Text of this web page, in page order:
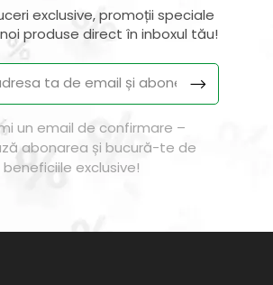
exclusive, promoții speciale
produse direct în inboxul tău!
un email de confirmare –
abonarea și bucură-te de
beneficiile exclusive!